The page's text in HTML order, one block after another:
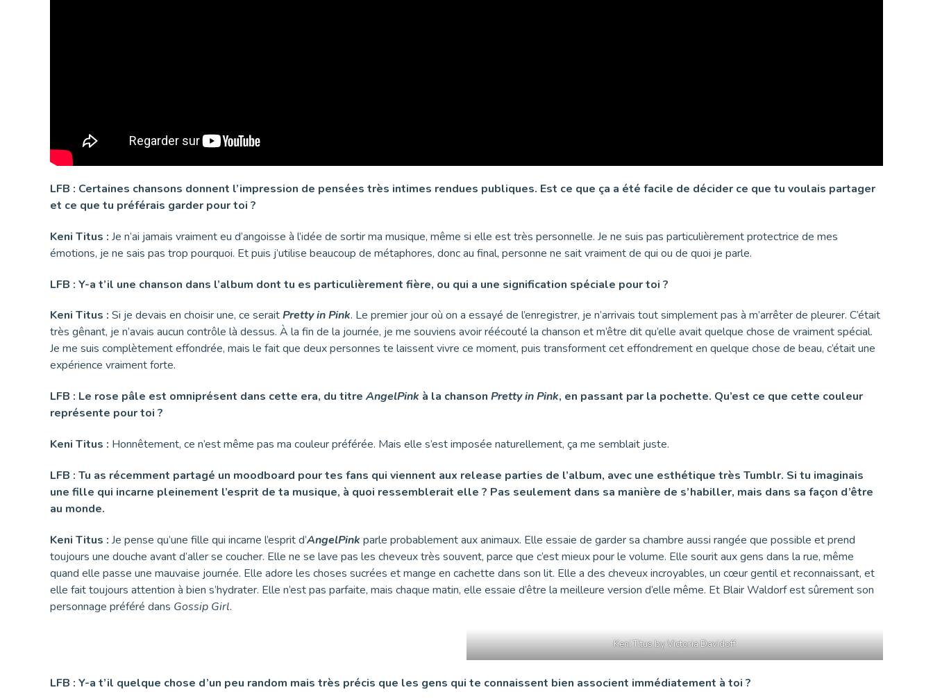
LFB : Certaines chansons donnent l’impression de pensées très intimes rendues publiques. Est ce que ça a été facile de décider ce que tu voulais partager
et ce que tu préférais garder pour toi ?
Keni Titus : Je n’ai jamais vraiment eu d’angoisse à l’idée de sortir ma musique, même si elle est très personnelle. Je ne suis pas particulièrement protectrice de mes
émotions, je ne sais pas trop pourquoi. Et puis j’utilise beaucoup de métaphores, donc au final, personne ne sait vraiment de qui ou de quoi je parle.
LFB : Y-a t’il une chanson dans l’album dont tu es particulièrement fière, ou qui a une signification spéciale pour toi ?
Keni Titus : Si je devais en choisir une, ce seraitPretty in Pink. Le premier jour où on a essayé de l’enregistrer, je n’arrivais tout simplement pas à m’arrêter de pleurer. C’était
très gênant, je n’avais aucun contrôle là dessus. À la fin de la journée, je me souviens avoir réécouté la chanson et m’être dit qu’elle avait quelque chose de vraiment spécial.
Je me suis complètement effondrée, mais le fait que deux personnes te laissent vivre ce moment, puis transforment cet effondrement en quelque chose de beau, c’était une
expérience vraiment forte.
LFB : Le rose pâle est omniprésent dans cette era, du titre AngelPink à la chanson Pretty in Pink, en passant par la pochette. Qu’est ce que cette couleur
représente pour toi ?
Keni Titus : Honnêtement, ce n’est même pas ma couleur préférée. Mais elle s’est imposée naturellement, ça me semblait juste.
LFB : Tu as récemment partagé un moodboard pour tes fans qui viennent aux release parties de l’album, avec une esthétique très Tumblr. Si tu imaginais
une fille qui incarne pleinement l’esprit de ta musique, à quoi ressemblerait elle ? Pas seulement dans sa manière de s’habiller, mais dans sa façon d’être
au monde.
Keni Titus : Je pense qu’une fille qui incarne l’esprit d’AngelPink parle probablement aux animaux. Elle essaie de garder sa chambre aussi rangée que possible et prend
toujours une douche avant d’aller se coucher. Elle ne se lave pas les cheveux très souvent, parce que c’est mieux pour le volume. Elle sourit aux gens dans la rue, même
quand elle passe une mauvaise journée. Elle adore les choses sucrées et mange en cachette dans son lit. Elle a des cheveux incroyables, un cœur gentil et reconnaissant, et
elle fait toujours attention à bien s’hydrater. Elle n’est pas parfaite, mais chaque matin, elle essaie d’être la meilleure version d’elle même. Et Blair Waldorf est sûrement son
personnage préféré dans Gossip Girl.
Keni Titus by Victoria Davidoff
LFB : Y-a t’il quelque chose d’un peu random mais très précis que les gens qui te connaissent bien associent immédiatement à toi ?